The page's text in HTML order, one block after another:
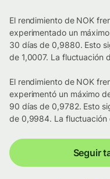
El rendimiento de NOK
experimentado un
30 días de 0,9880. Esto
de 1,0007. La fluctuación
El rendimiento de NOK
experimentó un máximo
90 días de 0,9782. Esto
de 0,9984. La fluctuación
Seguir